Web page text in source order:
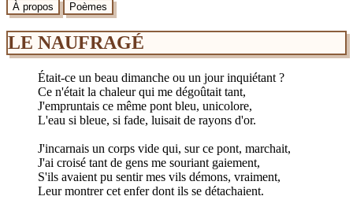
À propos Poèmes
LE NAUFRAGÉ
Était-ce un beau dimanche ou un jour inquiétant ?
Ce n'était la chaleur qui me dégoûtait tant,
J'empruntais ce même pont bleu, unicolore,
L'eau si bleue, si fade, luisait de rayons d'or.
J'incarnais un corps vide qui, sur ce pont, marchait,
J'ai croisé tant de gens me souriant gaiement,
S'ils avaient pu sentir mes vils démons, vraiment,
Leur montrer cet enfer dont ils se détachaient.